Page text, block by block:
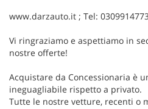
www.darzauto.it ; Tel:
Vi ringraziamo e aspettiamo in
nostre offerte!
Acquistare da Concessionaria è
ineguagliabile rispetto a privato.
Tutte le nostre vetture, recenti o